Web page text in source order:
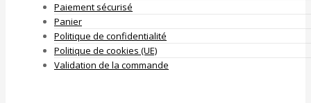
Paiement sécurisé
Panier
Politique de confidentialité
Politique de cookies (UE)
Validation de la commande